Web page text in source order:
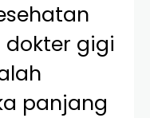
dokter gigi
panjang